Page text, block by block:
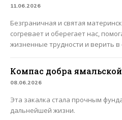
11.06.2026
Безграничная и святая
согревает и оберегает нас,
жизненные трудности и верить в
Компас добра
08.06.2026
Эта закалка стала прочным
дальнейшей жизни.